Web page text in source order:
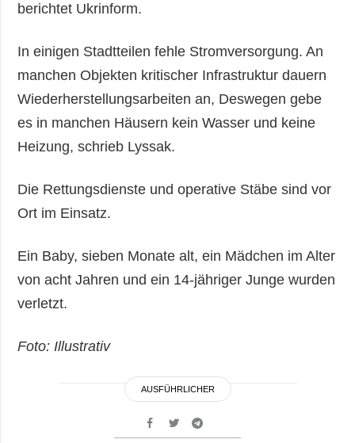
berichtet Ukrinform.
In einigen Stadtteilen fehle Stromversorgung. An
manchen Objekten kritischer Infrastruktur dauern
Wiederherstellungsarbeiten an, Deswegen gebe
es in manchen Häusern kein Wasser und keine
Heizung, schrieb Lyssak.
Die Rettungsdienste und operative Stäbe sind vor
Ort im Einsatz.
Ein Baby, sieben Monate alt, ein Mädchen im Alter
von acht Jahren und ein 14-jähriger Junge wurden
verletzt.
Foto: Illustrativ
AUSFÜHRLICHER